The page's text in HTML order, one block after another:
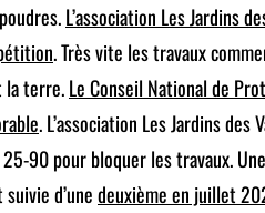
L’association Les Jardins
. Très vite les travaux
la terre.Le Conseil National de
. L’association Les Jardins des
90 pour bloquer les travaux.
d’unedeuxième en juillet